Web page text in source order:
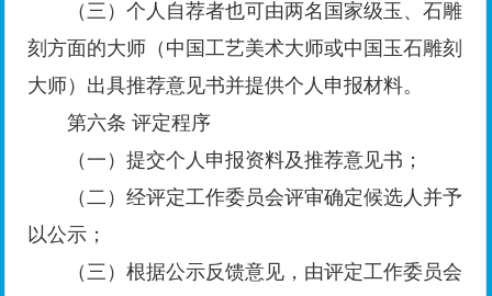
（三）个人自荐者也可由两名国家级玉、石雕
刻方面的大师（中国工艺美术大师或中国玉石雕刻
大师）出具推荐意见书并提供个人申报材料。
第六条 评定程序
（一）提交个人申报资料及推荐意见书；
（二）经评定工作委员会评审确定候选人并予
以公示；
（三）根据公示反馈意见，由评定工作委员会